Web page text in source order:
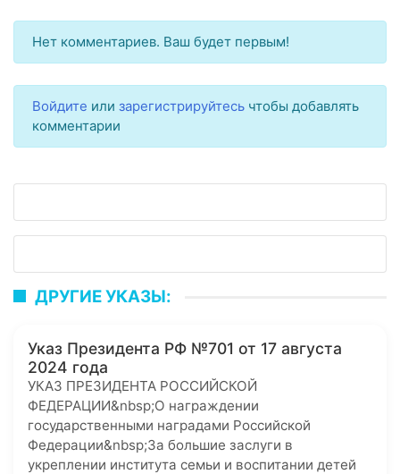
Нет комментариев. Ваш будет первым!
Войдите или зарегистрируйтесь чтобы добавлять
комментарии
ДРУГИЕ УКАЗЫ:
Указ Президента РФ №701 от 17 августа
2024 года
УКАЗ ПРЕЗИДЕНТА РОССИЙСКОЙ
ФЕДЕРАЦИИ&nbsp;О награждении
государственными наградами Российской
Федерации&nbsp;За большие заслуги в
укреплении института семьи и воспитании детей